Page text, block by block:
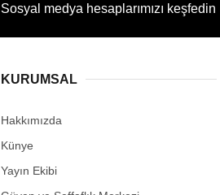
Sosyal medya hesaplarımızı keşfedin
KURUMSAL
Hakkımızda
Künye
Yayın Ekibi